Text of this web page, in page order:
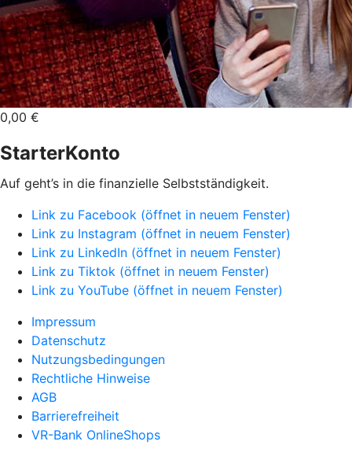
0,00 €
StarterKonto
Auf geht’s in die finanzielle Selbstständigkeit.
Link zu Facebook (öffnet in neuem Fenster)
Link zu Instagram (öffnet in neuem Fenster)
Link zu LinkedIn (öffnet in neuem Fenster)
Link zu Tiktok (öffnet in neuem Fenster)
Link zu YouTube (öffnet in neuem Fenster)
Impressum
Datenschutz
Nutzungsbedingungen
Rechtliche Hinweise
AGB
Barrierefreiheit
VR-Bank OnlineShops